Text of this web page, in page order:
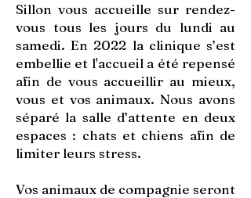
Sillon vous accueille sur rendez-
vous tous les jours du lundi au
samedi. En 2022 la clinique s’est
embellie et l'accueil a été repensé
afin de vous accueillir au mieux,
vous et vos animaux. Nous avons
séparé la salle d’attente en deux
espaces : chats et chiens afin de
limiter leurs stress.
Vos animaux de compagnie seront